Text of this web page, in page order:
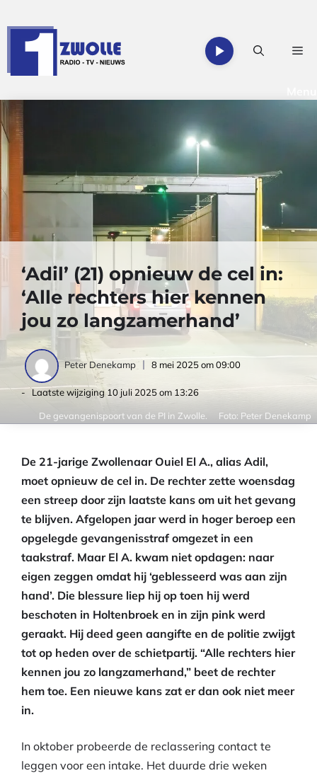
naar
‘Adil’ (21) opnieuw de cel in:
‘Alle rechters hier kennen
jou zo langzamerhand’
Peter Denekamp 8 mei 2025 om 09:00
- Laatste wijziging 10 juli 2025 om 13:26
De gevangenispoort van de PI in Zwolle. Foto: Peter Denekamp
De 21-jarige Zwollenaar Ouiel El A., alias Adil,
moet opnieuw de cel in. De rechter zette woensdag
een streep door zijn laatste kans om uit het gevang
te blijven. Afgelopen jaar werd in hoger beroep een
opgelegde gevangenisstraf omgezet in een
taakstraf. Maar El A. kwam niet opdagen: naar
eigen zeggen omdat hij ‘geblesseerd was aan zijn
hand’. Die blessure liep hij op toen hij werd
beschoten in Holtenbroek en in zijn pink werd
geraakt. Hij deed geen aangifte en de politie zwijgt
tot op heden over de schietpartij. “Alle rechters hier
kennen jou zo langzamerhand,” beet de rechter
hem toe. Een nieuwe kans zat er dan ook niet meer
in.
In oktober probeerde de reclassering contact te
leggen voor een intake. Het duurde drie weken